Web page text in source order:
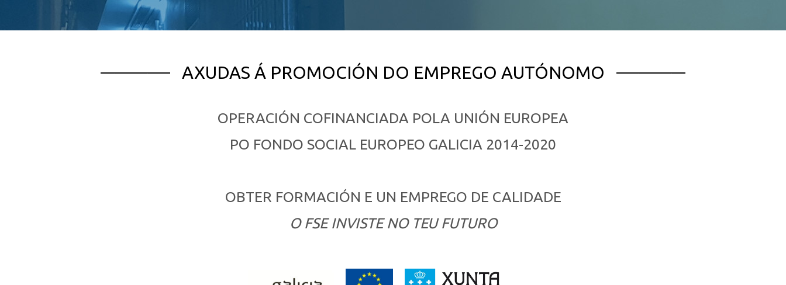
AXUDAS Á PROMOCIÓN DO EMPREGO AUTÓNOMO
OPERACIÓN COFINANCIADA POLA UNIÓN EUROPEA
PO FONDO SOCIAL EUROPEO GALICIA 2014-2020
OBTER FORMACIÓN E UN EMPREGO DE CALIDADE
O FSE INVISTE NO TEU FUTURO